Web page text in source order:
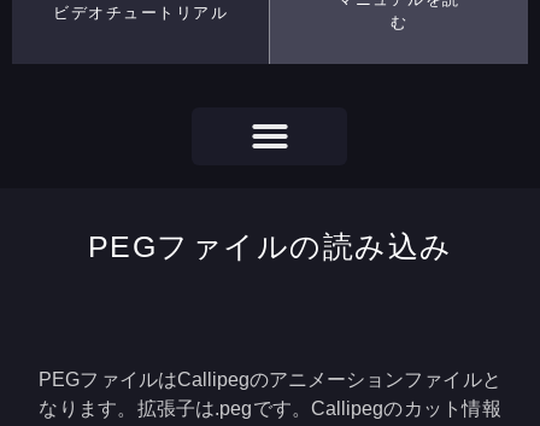
ビデオチュートリアル
む
PEGファイルの読み込み
PEGファイルはCallipegのアニメーションファイルと
なります。拡張子は.pegです。Callipegのカット情報